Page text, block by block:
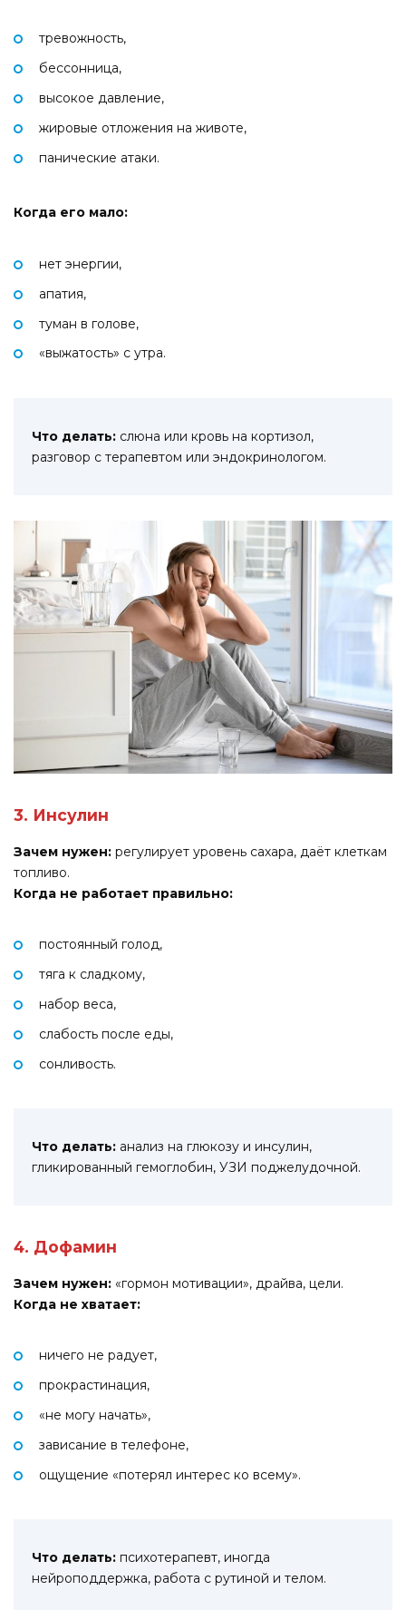
тревожность,
бессонница,
высокое давление,
жировые отложения на животе,
панические атаки.
Когда его мало:
нет энергии,
апатия,
туман в голове,
«выжатость» с утра.
Что делать: слюна или кровь на кортизол,
разговор с терапевтом или эндокринологом.
3. Инсулин
Зачем нужен: регулирует уровень сахара, даёт клеткам
топливо.
Когда не работает правильно:
постоянный голод,
тяга к сладкому,
набор веса,
слабость после еды,
сонливость.
Что делать: анализ на глюкозу и инсулин,
гликированный гемоглобин, УЗИ поджелудочной.
4. Дофамин
Зачем нужен: «гормон мотивации», драйва, цели.
Когда не хватает:
ничего не радует,
прокрастинация,
«не могу начать»,
зависание в телефоне,
ощущение «потерял интерес ко всему».
Что делать: психотерапевт, иногда
нейроподдержка, работа с рутиной и телом.